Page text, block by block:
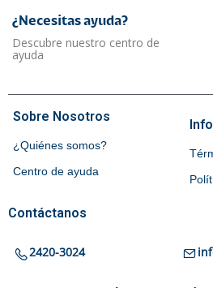
¿Necesitas ayuda?​
Descubre nuestro centro de
ayuda
Sobre Nosotros
¿Quiénes somos?
Centro de ayuda
Contáctanos
2420-3024